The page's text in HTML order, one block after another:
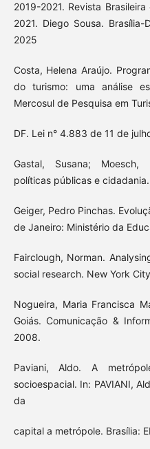
2019-2021. Revista
2021. Diego Sousa.
2025
Costa, Helena Araújo.
do turismo: uma análise
Mercosul de Pesquisa em
DF. Lei n° 4.883 de 11 de
Gastal, Susana; Moesch,
políticas públicas e
Geiger, Pedro Pinchas.
de Janeiro: Ministério da
Fairclough, Norman.
social research. New York
Nogueira, Maria Francisca
Goiás. Comunicação &
2008.
Paviani, Aldo. A
socioespacial. In: PAVIANI,
da
capital a metrópole. Brasília: